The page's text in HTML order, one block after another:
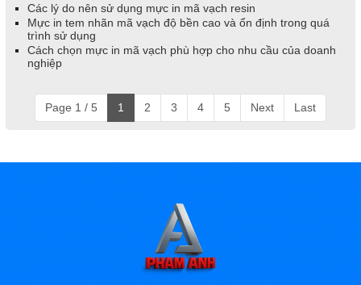
Các lý do nên sử dụng mực in mã vạch resin
Mực in tem nhãn mã vạch độ bền cao và ổn định trong quá
trình sử dụng
Cách chọn mực in mã vạch phù hợp cho nhu cầu của doanh
nghiệp
Page 1 / 5 1 2 3 4 5 Next Last